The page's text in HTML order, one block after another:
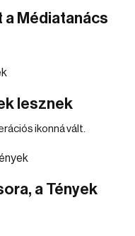
Médiatanács
lesznek
ikonná vált.
a Tények